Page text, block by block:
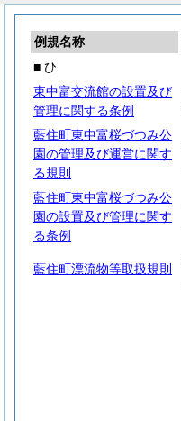
例規名称
■ ひ
東中富交流館の設置及び
管理に関する条例
藍住町東中富桜づつみ公
園の管理及び運営に関す
る規則
藍住町東中富桜づつみ公
園の設置及び管理に関す
る条例
藍住町漂流物等取扱規則